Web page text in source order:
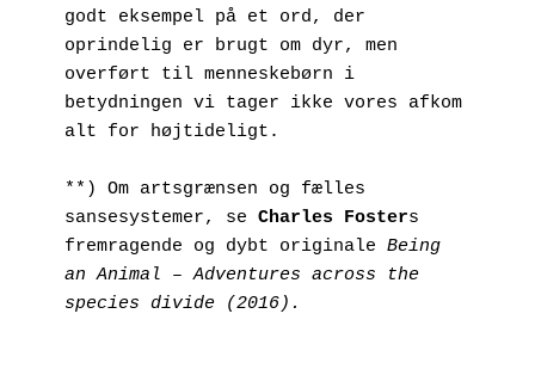
godt eksempel på et ord, der
oprindelig er brugt om dyr, men
overført til menneskebørn i
betydningen vi tager ikke vores afkom
alt for højtideligt.
**) Om artsgrænsen og fælles
sansesystemer, se Charles Fosters
fremragende og dybt originale Being
an Animal – Adventures across the
species divide (2016).